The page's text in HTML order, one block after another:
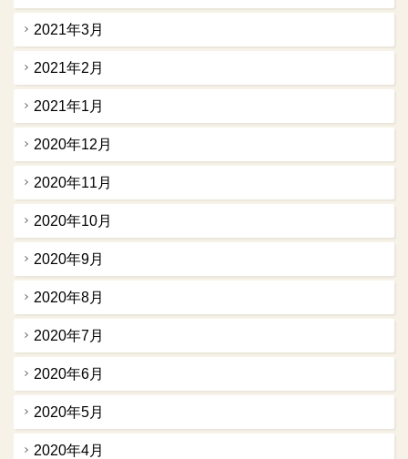
2021年3月
2021年2月
2021年1月
2020年12月
2020年11月
2020年10月
2020年9月
2020年8月
2020年7月
2020年6月
2020年5月
2020年4月